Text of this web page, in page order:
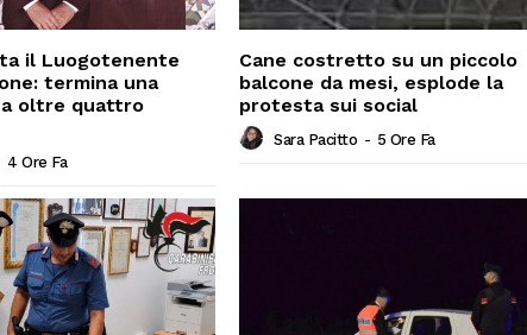
il Luogotenente
termina una
oltre quattro
4 Ore Fa
Cane costretto su un piccolo
balcone da mesi, esplode la
protesta sui social
Sara Pacitto - 5 Ore Fa